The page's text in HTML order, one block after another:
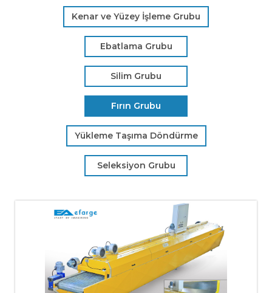
Kenar ve Yüzey İşleme Grubu
Ebatlama Grubu
Silim Grubu
Fırın Grubu
Yükleme Taşıma Döndürme
Seleksiyon Grubu